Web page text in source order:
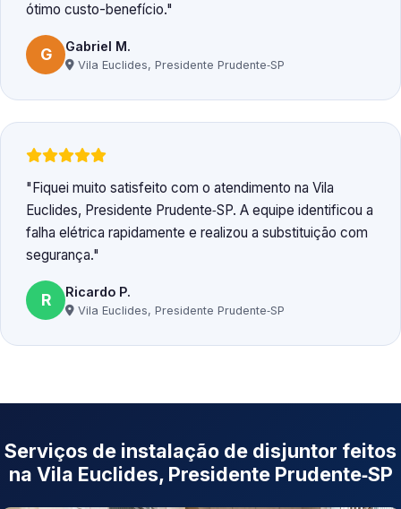
ótimo custo-benefício.
G Gabriel M.
Vila Euclides, Presidente Prudente‑SP
Fiquei muito satisfeito com o atendimento na Vila
Euclides, Presidente Prudente‑SP. A equipe identificou a
falha elétrica rapidamente e realizou a substituição com
segurança.
R Ricardo P.
Vila Euclides, Presidente Prudente‑SP
Serviços de instalação de disjuntor feitos
na Vila Euclides, Presidente Prudente‑SP